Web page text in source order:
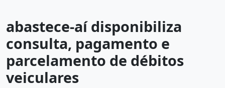
abastece-aí disponibiliza
consulta, pagamento e
parcelamento de débitos
veiculares